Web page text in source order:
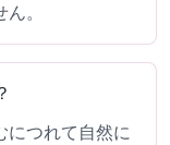
。
につれて自然に